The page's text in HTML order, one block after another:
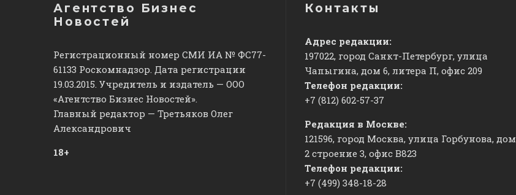
Агентство Бизнес
Новостей
Регистрационный номер СМИ ИА № ФС77-
61133 Роскомнадзор. Дата регистрации
19.03.2015. Учредитель и издатель — ООО
«Агентство Бизнес Новостей».
Главный редактор — Третьяков Олег
Александрович
18+
Контакты
Адрес редакции:
197022, город Санкт-Петербург, улица
Чапыгина, дом 6, литера П, офис 209
Телефон редакции:
+7 (812) 602-57-37
Редакция в Москве:
121596, город Москва, улица Горбунова, дом
2 строение 3, офис ​В823
Телефон редакции:
+7 (499) 348-18-28